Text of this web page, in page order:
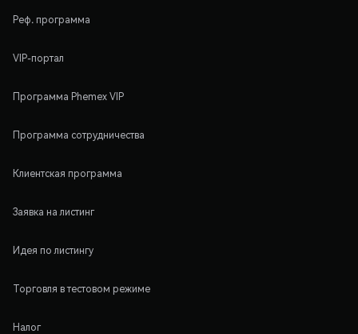
Реф. программа
VIP-портал
Программа Phemex VIP
Программа сотрудничества
Клиентская программа
Заявка на листинг
Идея по листингу
Торговля в тестовом режиме
Налог